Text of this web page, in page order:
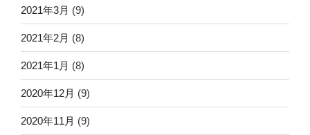
2021年3月 (9)
2021年2月 (8)
2021年1月 (8)
2020年12月 (9)
2020年11月 (9)